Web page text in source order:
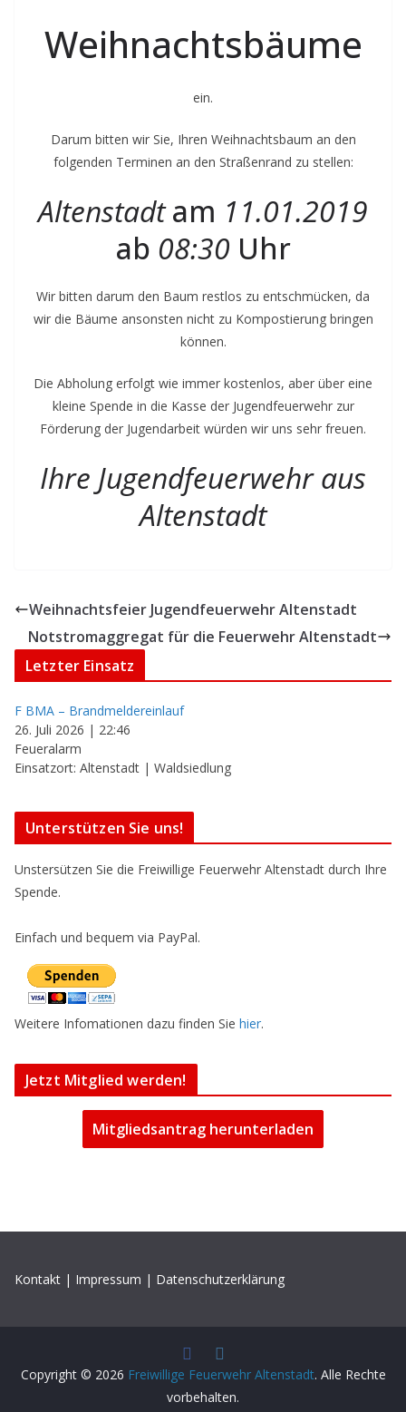
Weihnachtsbäume
ein.
Darum bitten wir Sie, Ihren Weihnachtsbaum an den
folgenden Terminen an den Straßenrand zu stellen:
Altenstadtam 11.01.2019
ab 08:30 Uhr
Wir bitten darum den Baum restlos zu entschmücken, da
wir die Bäume ansonsten nicht zu Kompostierung bringen
können.
Die Abholung erfolgt wie immer kostenlos, aber über eine
kleine Spende in die Kasse der Jugendfeuerwehr zur
Förderung der Jugendarbeit würden wir uns sehr freuen.
Ihre Jugendfeuerwehr aus
Altenstadt
Weihnachtsfeier Jugendfeuerwehr Altenstadt
Notstromaggregat für die Feuerwehr Altenstadt
Letzter Einsatz
F BMA – Brandmeldereinlauf
26. Juli 2026 | 22:46
Feueralarm
Einsatzort: Altenstadt | Waldsiedlung
Unterstützen Sie uns!
Unstersützen Sie die Freiwillige Feuerwehr Altenstadt durch Ihre
Spende.
Einfach und bequem via PayPal.
Weitere Infomationen dazu finden Sie hier.
Jetzt Mitglied werden!
Mitgliedsantrag herunterladen
Kontakt | Impressum | Datenschutzerklärung
Copyright © 2026 Freiwillige Feuerwehr Altenstadt. Alle Rechte
vorbehalten.